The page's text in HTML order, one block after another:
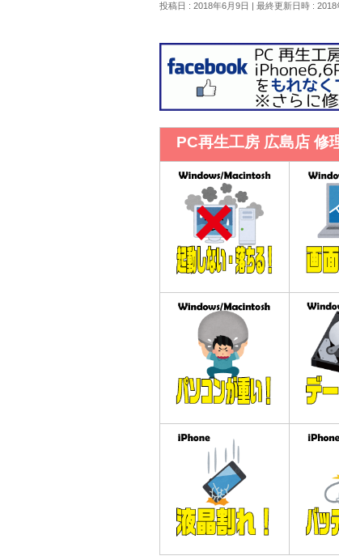
投稿日 : 2018年6月9日 最終更新日時 : 2018
PC再生工房 広島店 修